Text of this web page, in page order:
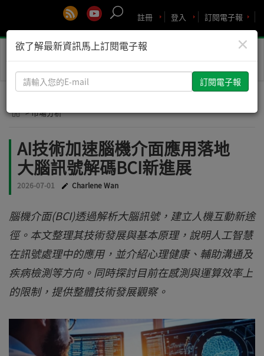
訂閱電子報
登入
註冊
Toggle
> 市場分析
AI技術加速腦機介面應用落地
大腦訊號解碼BCI新進展
2026-07-01 Charlene Wan
腦機介面(BCI)透過解析大腦訊號，建立人機互動新途
徑。本文整理其技術發展與基本原理，說明人工智慧
在訊號處理中的應用，並介紹心理健康、輔助溝通及
疾病檢測等方向。同時探討目前在感測與運算效率上
的限制，提供整體技術發展觀察。
×
欲了解最新資訊馬上訂閱電子報
請
輸
您
E-
mail